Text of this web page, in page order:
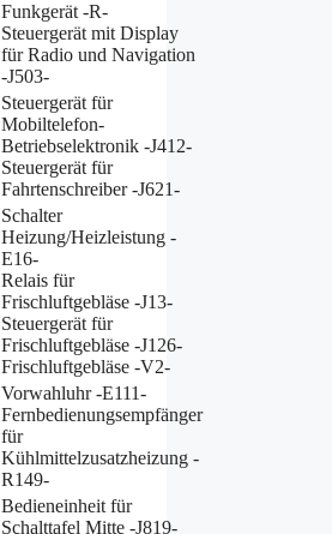
Funkgerät -R-
Steuergerät mit Display
für Radio und Navigation
-J503-
Steuergerät für
Mobiltelefon-
Betriebselektronik -J412-
Steuergerät für
Fahrtenschreiber -J621-
Schalter
Heizung/Heizleistung -
E16-
Relais für
Frischluftgebläse -J13-
Steuergerät für
Frischluftgebläse -J126-
Frischluftgebläse -V2-
Vorwahluhr -E111-
Fernbedienungsempfänger
für
Kühlmittelzusatzheizung -
R149-
Bedieneinheit für
Schalttafel Mitte -J819-